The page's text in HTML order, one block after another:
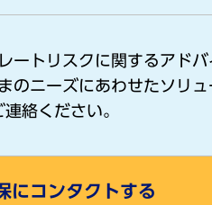
ートリスクに関するアドバ
ニーズにあわせたソリュ
絡ください。
にコンタクトする